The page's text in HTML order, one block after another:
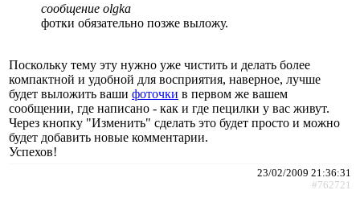
сообщение olgka
фотки обязательно позже выложу.
Поскольку тему эту нужно уже чистить и делать более
компактной и удобной для восприятия, наверное, лучше
будет выложить ваши фоточки в первом же вашем
сообщении, где написано - как и где пецилки у вас живут.
Через кнопку "Изменить" сделать это будет просто и можно
будет добавить новые комментарии.
Успехов!
23/02/2009 21:36:31
#762721